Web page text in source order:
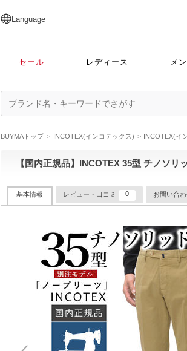
日本語
English
简体中文
繁體中文
Language
セール レディース メ
BUYMAトップ INCOTEX(インコテックス) INCOTEX(イ
【国内正規品】INCOTEX 35型 チノソリ
基本情報 レビュー・口コミ 0 お問い合